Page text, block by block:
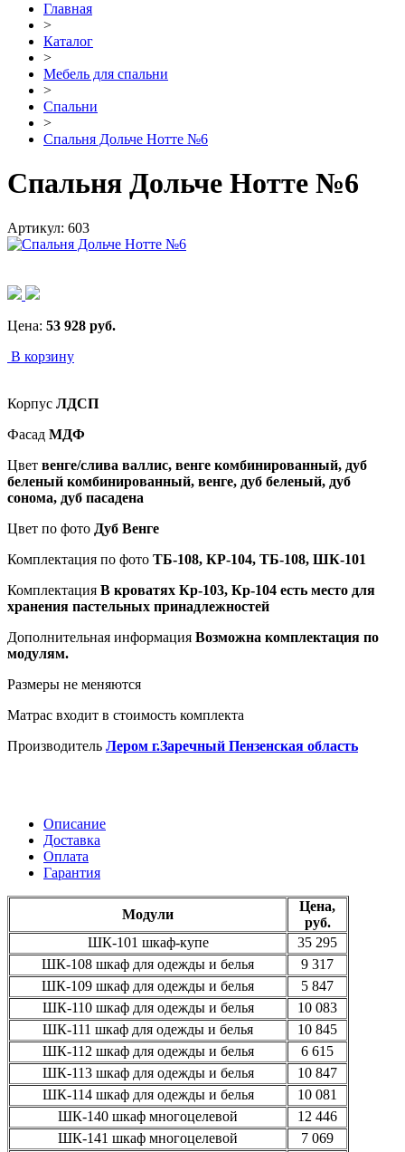
Главная
>
Каталог
>
Мебель для спальни
>
Спальни
>
Спальня Дольче Нотте №6
Спальня Дольче Нотте №6
Артикул: 603
Цена: 53 928 руб.
В корзину
Корпус ЛДСП
Фасад МДФ
Цвет венге/слива валлис, венге комбинированный, дуб
беленый комбинированный, венге, дуб беленый, дуб
сонома, дуб пасадена
Цвет по фото Дуб Венге
Комплектация по фото ТБ-108, КР-104, ТБ-108, ШК-101
Комплектация В кроватях Кр-103, Кр-104 есть место для
хранения пастельных принадлежностей
Дополнительная информация Возможна комплектация по
модулям.
Размеры не меняются
Матрас входит в стоимость комплекта
Производитель Лером г.Заречный Пензенская область
Описание
Доставка
Оплата
Гарантия
Модули
Цена,
руб.
ШК-101 шкаф-купе
35 295
ШК-108 шкаф для одежды и белья
9 317
ШК-109 шкаф для одежды и белья
5 847
ШК-110 шкаф для одежды и белья
10 083
ШК-111 шкаф для одежды и белья
10 845
ШК-112 шкаф для одежды и белья
6 615
ШК-113 шкаф для одежды и белья
10 847
ШК-114 шкаф для одежды и белья
10 081
ШК-140 шкаф многоцелевой
12 446
ШК-141 шкаф многоцелевой
7 069